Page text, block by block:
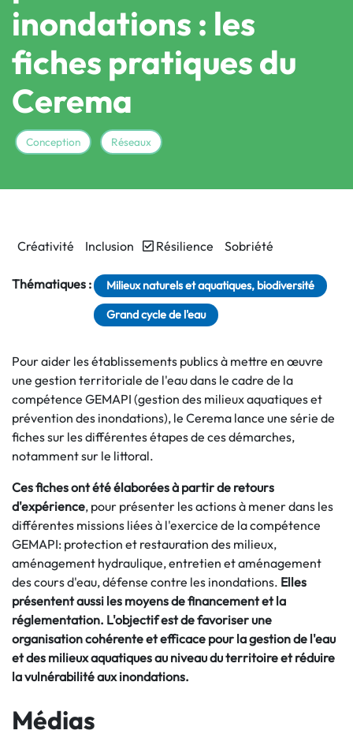
inondations : les
fiches pratiques du
Cerema
Conception Réseaux
Créativité Inclusion Résilience Sobriété
Thématiques : Milieux naturels et aquatiques, biodiversité
Grand cycle de l'eau
Pour aider les établissements publics à mettre en œuvre
une gestion territoriale de l'eau dans le cadre de la
compétence GEMAPI (gestion des milieux aquatiques et
prévention des inondations), le Cerema lance une série de
fiches sur les différentes étapes de ces démarches,
notamment sur le littoral.
Ces fiches ont été élaborées à partir de retours
d'expérience, pour présenter les actions à mener dans les
différentes missions liées à l'exercice de la compétence
GEMAPI: protection et restauration des milieux,
aménagement hydraulique, entretien et aménagement
des cours d'eau, défense contre les inondations. Elles
présentent aussi les moyens de financement et la
réglementation. L'objectif est de favoriser une
organisation cohérente et efficace pour la gestion de l'eau
et des milieux aquatiques au niveau du territoire et réduire
la vulnérabilité aux inondations.
Médias